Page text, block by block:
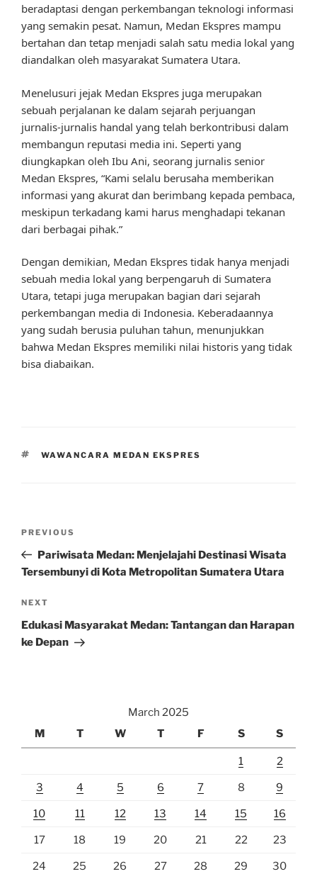
beradaptasi dengan perkembangan teknologi informasi
yang semakin pesat. Namun, Medan Ekspres mampu
bertahan dan tetap menjadi salah satu media lokal yang
diandalkan oleh masyarakat Sumatera Utara.
Menelusuri jejak Medan Ekspres juga merupakan
sebuah perjalanan ke dalam sejarah perjuangan
jurnalis-jurnalis handal yang telah berkontribusi dalam
membangun reputasi media ini. Seperti yang
diungkapkan oleh Ibu Ani, seorang jurnalis senior
Medan Ekspres, “Kami selalu berusaha memberikan
informasi yang akurat dan berimbang kepada pembaca,
meskipun terkadang kami harus menghadapi tekanan
dari berbagai pihak.”
Dengan demikian, Medan Ekspres tidak hanya menjadi
sebuah media lokal yang berpengaruh di Sumatera
Utara, tetapi juga merupakan bagian dari sejarah
perkembangan media di Indonesia. Keberadaannya
yang sudah berusia puluhan tahun, menunjukkan
bahwa Medan Ekspres memiliki nilai historis yang tidak
bisa diabaikan.
TAGS
WAWANCARA MEDAN EKSPRES
Previous
Post
PREVIOUS
Pariwisata Medan: Menjelajahi Destinasi Wisata
Tersembunyi di Kota Metropolitan Sumatera Utara
Next
Post
NEXT
Edukasi Masyarakat Medan: Tantangan dan Harapan
ke Depan
March 2025
M
T W T F S S
1 2
3 4 5 6 7 8 9
10 11 12 13 14 15 16
17 18 19 20 21 22 23
24 25 26 27 28 29 30